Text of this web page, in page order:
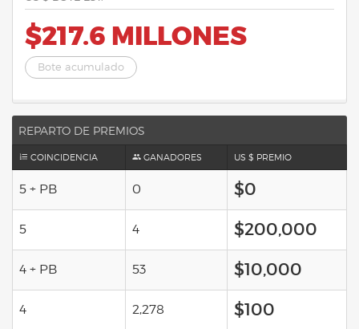
$217.6 MILLONES
Bote acumulado
REPARTO DE PREMIOS
COINCIDENCIA GANADORES US $ PREMIO
5 + PB 0 $0
5 4 $200,000
4 + PB 53 $10,000
4 2,278 $100